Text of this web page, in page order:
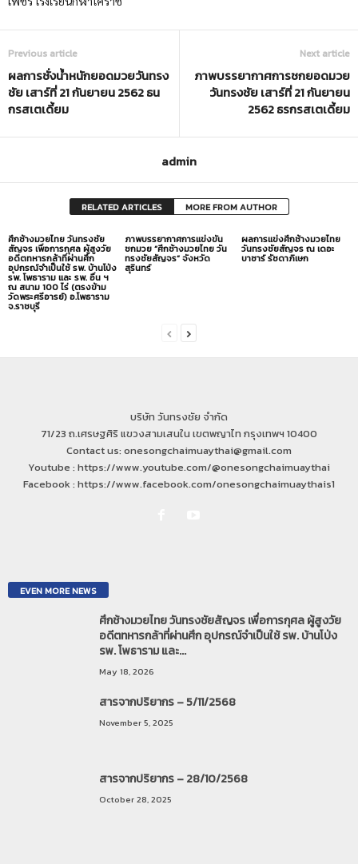
Previous article
ผลการชั่งน้ำหนักยอดมวยวันทรง
ชัย เสาร์ที่ 21 กันยายน 2562 ธน
กรสเตเดี้ยม
Next article
ภาพบรรยากาศการชกยอดมวย
วันทรงชัย เสาร์ที่ 21 กันยายน
2562 ธรกรสเตเดี้ยม
admin
RELATED ARTICLES MORE FROM AUTHOR
ศึกช้างมวยไทย วันทรงชัย
สัญจร เพื่อการกุศล ผู้สูงวัย
อดีตทหารกล้าที่ผ่านศึก
อุปกรณ์จำเป็นใช้ รพ. บ้านโป่ง
รพ. โพธาราม และ รพ. อื่น ฯ
ณ สนาม 100 ไร่ (ตรงข้าม
วัดพระศรีอารย์) อ.โพธาราม
จ.ราชบุรี
ภาพบรรยากาศการแข่งขัน
ชกมวย “ศึกช้างมวยไทย วัน
ทรงชัยสัญจร” จังหวัด
สุรินทร์
ผลการแข่งศึกช้างมวยไทย
วันทรงชัยสัญจร ณ เดอะ
บาซาร์ รัชดาภิเษก
บริษัท วันทรงชัย จำกัด
71/23 ถ.เศรษฐศิริ แขวงสามเสนใน เขตพญาไท กรุงเทพฯ 10400
Contact us: onesongchaimuaythai@gmail.com
Youtube : https://www.youtube.com/@onesongchaimuaythai
Facebook : https://www.facebook.com/onesongchaimuaythais1
EVEN MORE NEWS
ศึกช้างมวยไทย วันทรงชัยสัญจร เพื่อการกุศล ผู้สูงวัย
อดีตทหารกล้าที่ผ่านศึก อุปกรณ์จำเป็นใช้ รพ. บ้านโป่ง
รพ. โพธาราม และ...
May 18, 2026
สารจากปริยากร – 5/11/2568
November 5, 2025
สารจากปริยากร – 28/10/2568
October 28, 2025